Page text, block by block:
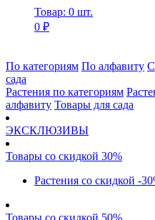
Товар: 0 шт.
0 ₽
По категориям По алфавиту
сада
Растения по категориям
алфавиту Товары для сада
ЭКСКЛЮЗИВЫ
Товары со скидкой 30%
Растения со скидкой -
Товары со скидкой 50%